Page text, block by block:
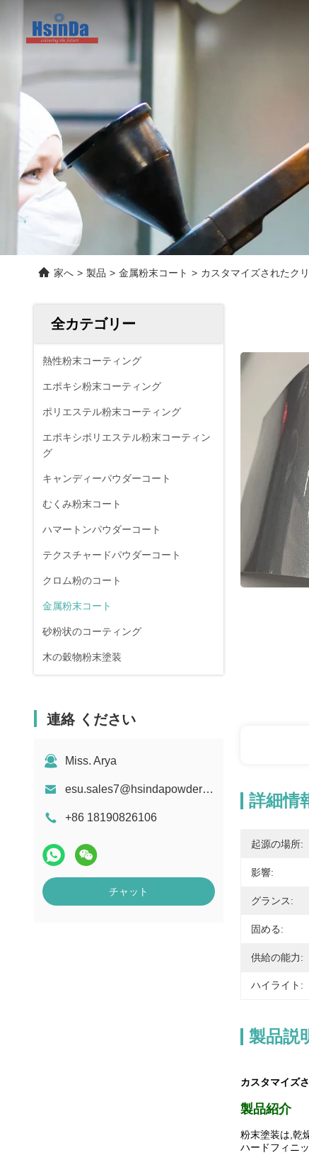
家へ > 製品 > 金属粉末コート > カスタマイズされたク
全カテゴリー
熱性粉末コーティング
エポキシ粉末コーティング
ポリエステル粉末コーティング
エポキシポリエステル粉末コーティン
グ
キャンディーパウダーコート
むくみ粉末コート
ハマートンパウダーコート
テクスチャードパウダーコート
クロム粉のコート
金属粉末コート
砂粉状のコーティング
木の穀物粉末塗装
連絡 ください
Miss. Arya
esu.sales7@hsindapowdercoating.com
+86 18190826106
チャット
詳細情
起源の場所:
影響:
グランス:
固める:
供給の能力:
ハイライト:
製品説
カスタマイズ
製品紹介
粉末塗装は,乾
ハードフィニ